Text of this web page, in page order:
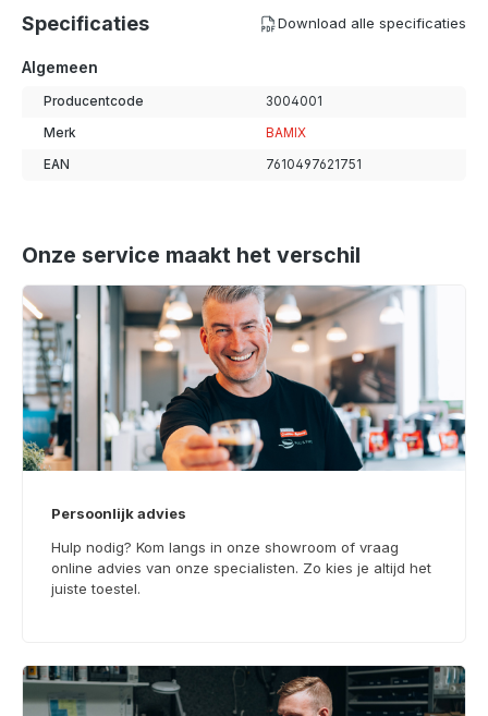
Specificaties Download alle specificaties
Algemeen
Producentcode 3004001
Merk BAMIX
EAN 7610497621751
Onze service maakt het verschil
Persoonlijk advies
Hulp nodig? Kom langs in onze showroom of vraag
online advies van onze specialisten. Zo kies je altijd het
juiste toestel.